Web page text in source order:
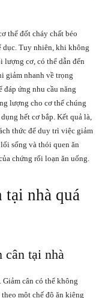
thể đốt cháy chất béo
dục. Tuy nhiên, khi không
lượng cơ, có thể dẫn đến
giảm nhanh về trọng
đáp ứng nhu cầu năng
lượng cho cơ thể chúng
hết cơ bắp. Kết quả là,
thức để duy trì việc giảm
sống và thói quen ăn
chứng rối loạn ăn uống.
nhà quá
tại nhà
cân có thể không
một chế độ ăn kiêng